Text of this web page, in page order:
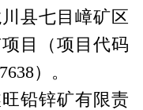
县七目嶂矿区
目（项目代码
）。
铅锌矿有限责